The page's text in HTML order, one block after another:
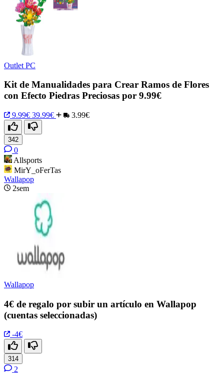
Outlet PC
Kit de Manualidades para Crear Ramos de Flores
con Efecto Piedras Preciosas por 9.99€
9.99€ 39.99€ 3.99€
342
0
Allsports
MirY_oFerTas
Wallapop
2sem
Wallapop
4€ de regalo por subir un artículo en Wallapop
(cuentas seleccionadas)
-4€
314
2